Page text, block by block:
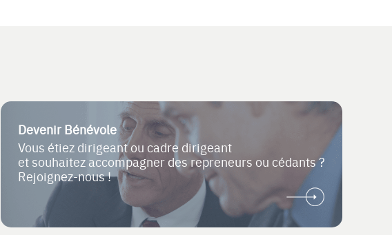
Devenir Bénévole
Vous étiez dirigeant ou cadre dirigeant
et souhaitez accompagner des repreneurs ou cédants ?
Rejoignez-nous !